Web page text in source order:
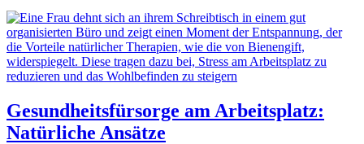
Gesundheitsfürsorge am Arbeitsplatz:
Natürliche Ansätze